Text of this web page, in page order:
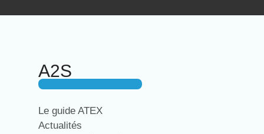
A2S
Le guide ATEX
Actualités